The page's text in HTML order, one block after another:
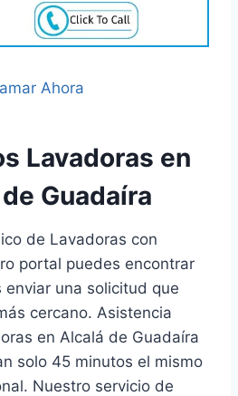
Ahora
Lavadoras en
Guadaíra
de Lavadoras con
portal puedes encontrar
una solicitud que
cercano. Asistencia
en Alcalá de Guadaíra
solo 45 minutos el mismo
Nuestro servicio de